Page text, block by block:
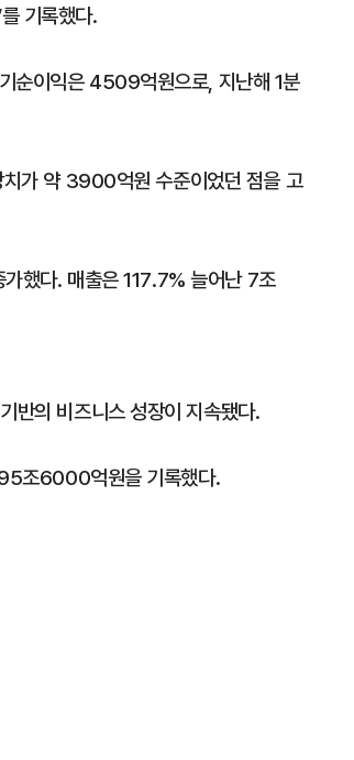
기록했다.
순이익은 4509억원으로, 지난해 1분
가 약 3900억원 수준이었던 점을 고
했다. 매출은 117.7% 늘어난 7조
반의 비즈니스 성장이 지속됐다.
조6000억원을 기록했다.